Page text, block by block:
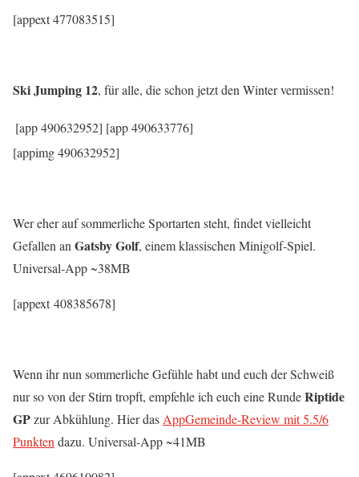
[appext 477083515]
Ski Jumping 12, für alle, die schon jetzt den Winter vermissen!
[app 490632952] [app 490633776]
[appimg 490632952]
Wer eher auf sommerliche Sportarten steht, findet vielleicht
Gefallen an Gatsby Golf, einem klassischen Minigolf-Spiel.
Universal-App ~38MB
[appext 408385678]
Wenn ihr nun sommerliche Gefühle habt und euch der Schweiß
nur so von der Stirn tropft, empfehle ich euch eine RundeRiptide
GPzur Abkühlung. Hier das AppGemeinde-Review mit 5.5/6
Punkten dazu. Universal-App ~41MB